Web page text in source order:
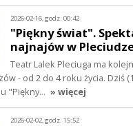
2026-02-16, godz. 00:42
"Piękny świat".
najnajów w
Teatr Lalek Pleciuga ma
- od 2 do 4 roku życia. Dziś
"Piękny… » więcej
2026-02-02, godz. 15:52